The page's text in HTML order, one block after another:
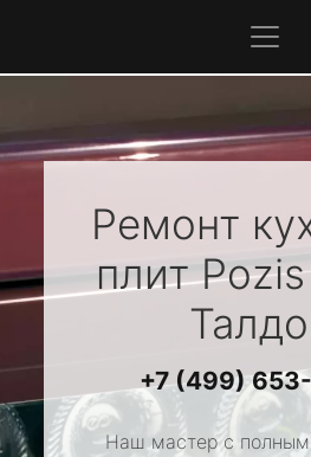
Ремонт
плитPozis
+7 (499)
Наш мастер с полным